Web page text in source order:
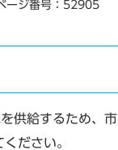
ージ番号：52905
供給するため、
ださい。